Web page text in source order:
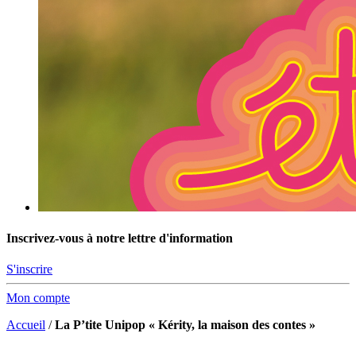
Inscrivez-vous à notre lettre d'information
S'inscrire
Mon compte
Accueil /La P’tite Unipop « Kérity, la maison des contes »